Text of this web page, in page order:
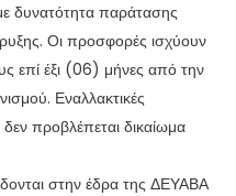
δυνατότητα παράτασης
Οι προσφορές ισχύουν
επί έξι (06) μήνες από την
Εναλλακτικές
προβλέπεται δικαίωμα
στην έδρα της ΔΕΥΑΒΑ